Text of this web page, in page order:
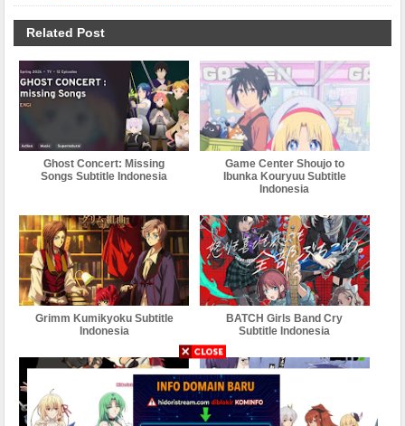
Related Post
Ghost Concert: Missing
Songs Subtitle Indonesia
Game Center Shoujo to
Ibunka Kouryuu Subtitle
Indonesia
Grimm Kumikyoku Subtitle
Indonesia
BATCH Girls Band Cry
Subtitle Indonesia